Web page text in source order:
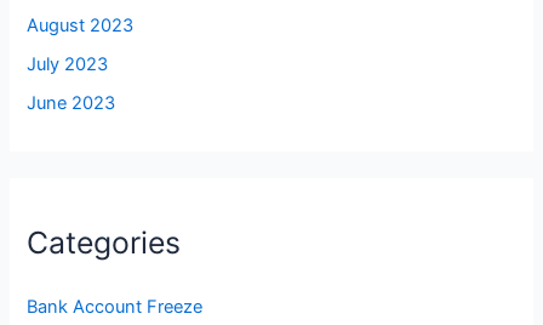
August 2023
July 2023
June 2023
Categories
Bank Account Freeze